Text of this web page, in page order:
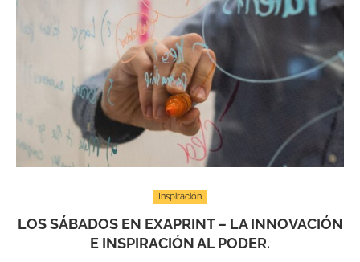
Inspiración
LOS SÁBADOS EN EXAPRINT – LA INNOVACIÓN
E INSPIRACIÓN AL PODER.